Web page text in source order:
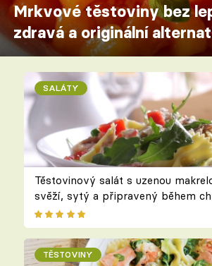
Mrkvové těstoviny bez
zdravá a originální
SALÁTY
Těstovinový salát s uzenou
svěží, sytý a připravený během
TĚSTOVINY